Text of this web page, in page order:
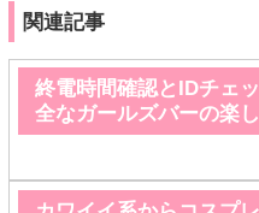
関連記事
終電時間確認とIDチェ
全なガールズバーの楽